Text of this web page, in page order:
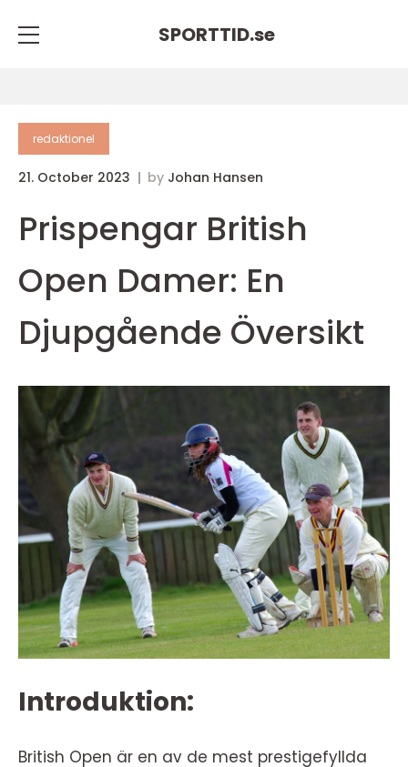
SPORTTID.se
redaktionel
21. October 2023 by Johan Hansen
Prispengar British
Open Damer: En
Djupgående Översikt
Introduktion:
British Open är en av de mest prestigefyllda